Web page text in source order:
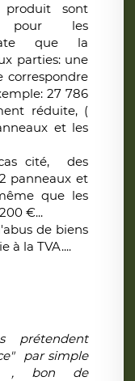
sont
pour les
que la
parties: une
correspondre
27 786
réduite, (
et les
cité, des
panneaux et
que les
€...
de biens
à la TVA....
prétendent
par simple
, bon de